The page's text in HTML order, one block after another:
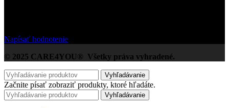
Napísať hodnotenie
© 2025 CARE4YOU® Všetky práva vyhradené.
Vyhľadávanie
Začnite písať zobraziť produkty, ktoré hľadáte.
Vyhľadávanie